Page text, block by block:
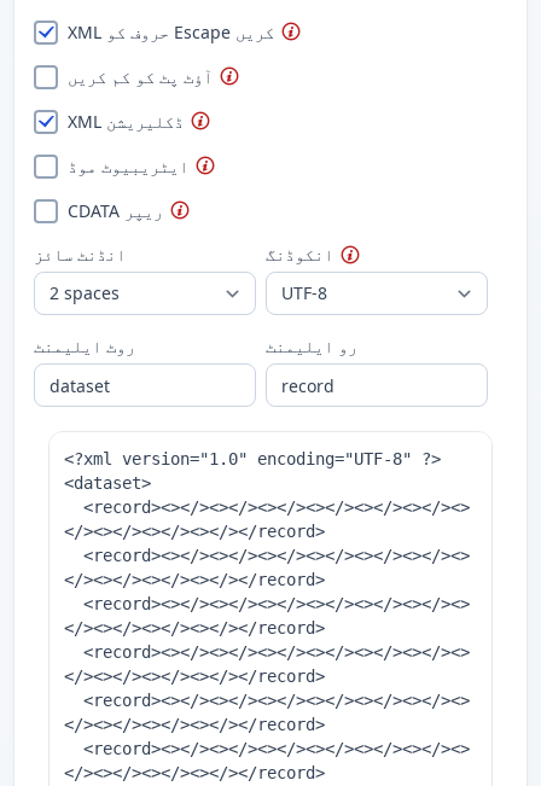
XML حروف کو Escape کریں
آؤٹ پٹ کو کم کریں
XML ڈکلیریشن
ایٹریبیوٹ موڈ
CDATA ریپر
انڈنٹ سائز
انکوڈنگ
روٹ ایلیمنٹ رو ایلیمنٹ